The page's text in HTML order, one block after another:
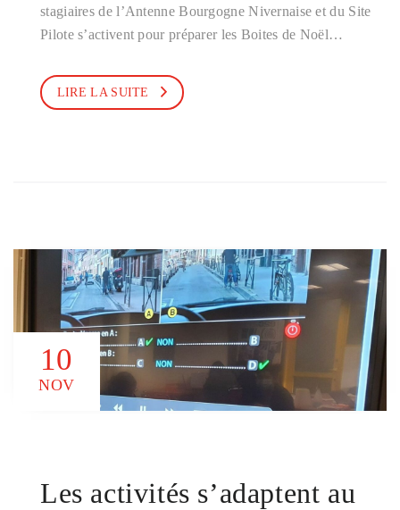
stagiaires de l’Antenne Bourgogne Nivernaise et du Site
Pilote s’activent pour préparer les Boites de Noël…
LIRE LA SUITE
10
NOV
Les activités s’adaptent au